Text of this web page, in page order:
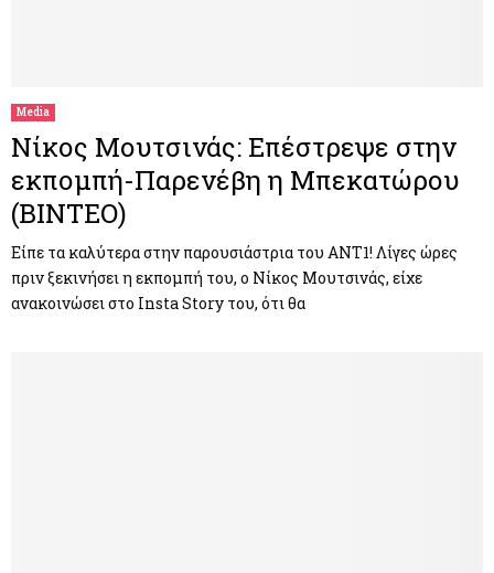
Media
Nίκος Μουτσινάς: Επέστρεψε στην
εκπομπή-Παρενέβη η Μπεκατώρου
(ΒΙΝΤΕΟ)
Είπε τα καλύτερα στην παρουσιάστρια του ANT1! Λίγες ώρες
πριν ξεκινήσει η εκπομπή του, ο Νίκος Μουτσινάς, είχε
ανακοινώσει στο Insta Story του, ότι θα